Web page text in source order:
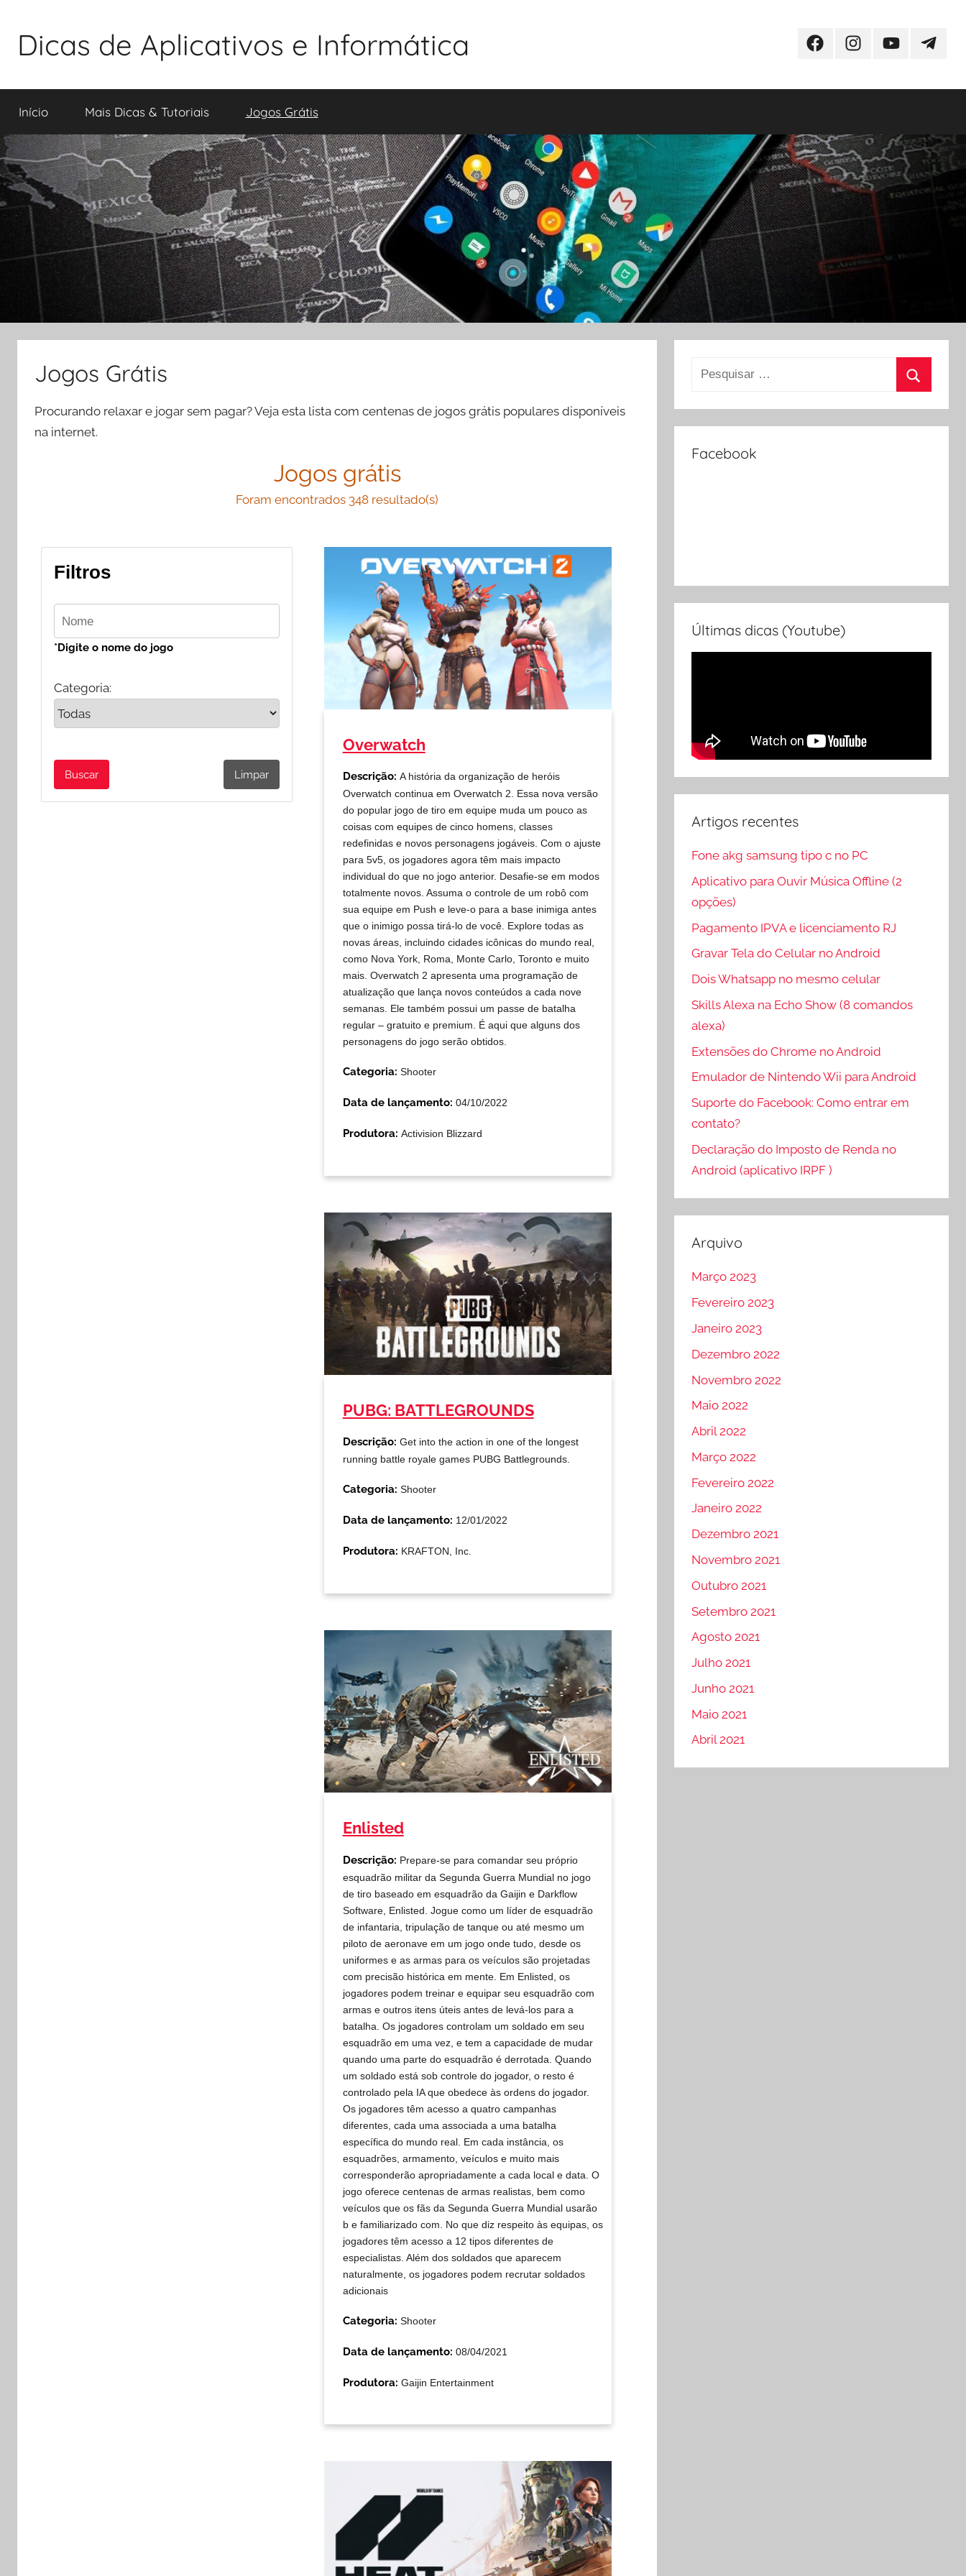
Dicas de Aplicativos e Informática
i
c
s
d
e
A
i
FacebookInstagramYoutube
Início Mais Dicas & Tutoriais Jogos Grátis
Jogos Grátis
Procurando relaxar e jogar sem pagar? Veja esta lista com centenas de jogos grátis populares disponíveis
na internet.
Jogos grátis
Foram encontrados 348 resultado(s)
Filtros
*Digite o nome do jogo
Categoria:
Overwatch
Descrição: A história da organização de heróis
Overwatch continua em Overwatch 2. Essa nova versão
do popular jogo de tiro em equipe muda um pouco as
coisas com equipes de cinco homens, classes
redefinidas e novos personagens jogáveis. Com o ajuste
para 5v5, os jogadores agora têm mais impacto
individual do que no jogo anterior. Desafie-se em modos
totalmente novos. Assuma o controle de um robô com
sua equipe em Push e leve-o para a base inimiga antes
que o inimigo possa tirá-lo de você. Explore todas as
novas áreas, incluindo cidades icônicas do mundo real,
como Nova York, Roma, Monte Carlo, Toronto e muito
mais. Overwatch 2 apresenta uma programação de
atualização que lança novos conteúdos a cada nove
semanas. Ele também possui um passe de batalha
regular – gratuito e premium. É aqui que alguns dos
personagens do jogo serão obtidos.
Categoria: Shooter
Data de lançamento: 04/10/2022
Produtora: Activision Blizzard
PUBG: BATTLEGROUNDS
Descrição: Get into the action in one of the longest
running battle royale games PUBG Battlegrounds.
Categoria: Shooter
Data de lançamento: 12/01/2022
Produtora: KRAFTON, Inc.
Enlisted
Descrição: Prepare-se para comandar seu próprio
esquadrão militar da Segunda Guerra Mundial no jogo
de tiro baseado em esquadrão da Gaijin e Darkflow
Software, Enlisted. Jogue como um líder de esquadrão
de infantaria, tripulação de tanque ou até mesmo um
piloto de aeronave em um jogo onde tudo, desde os
uniformes e as armas para os veículos são projetadas
com precisão histórica em mente. Em Enlisted, os
jogadores podem treinar e equipar seu esquadrão com
armas e outros itens úteis antes de levá-los para a
batalha. Os jogadores controlam um soldado em seu
esquadrão em uma vez, e tem a capacidade de mudar
quando uma parte do esquadrão é derrotada. Quando
um soldado está sob controle do jogador, o resto é
controlado pela IA que obedece às ordens do jogador.
Os jogadores têm acesso a quatro campanhas
diferentes, cada uma associada a uma batalha
específica do mundo real. Em cada instância, os
esquadrões, armamento, veículos e muito mais
corresponderão apropriadamente a cada local e data. O
jogo oferece centenas de armas realistas, bem como
veículos que os fãs da Segunda Guerra Mundial usarão
b e familiarizado com. No que diz respeito às equipas, os
jogadores têm acesso a 12 tipos diferentes de
especialistas. Além dos soldados que aparecem
naturalmente, os jogadores podem recrutar soldados
adicionais
Categoria: Shooter
Data de lançamento: 08/04/2021
Produtora: Gaijin Entertainment
Facebook
Últimas dicas (Youtube)
Artigos recentes
Fone akg samsung tipo c no PC
Aplicativo para Ouvir Música Offline (2
opções)
Pagamento IPVA e licenciamento RJ
Gravar Tela do Celular no Android
Dois Whatsapp no mesmo celular
Skills Alexa na Echo Show (8 comandos
alexa)
Extensões do Chrome no Android
Emulador de Nintendo Wii para Android
Suporte do Facebook: Como entrar em
contato?
Declaração do Imposto de Renda no
Android (aplicativo IRPF )
Arquivo
Março 2023
Fevereiro 2023
Janeiro 2023
Dezembro 2022
Novembro 2022
Maio 2022
Abril 2022
Março 2022
Fevereiro 2022
Janeiro 2022
Dezembro 2021
Novembro 2021
Outubro 2021
Setembro 2021
Agosto 2021
Julho 2021
Junho 2021
Maio 2021
Abril 2021